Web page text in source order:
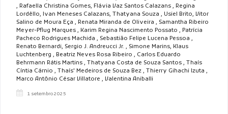
, Rafaella Christina Gomes, Flávia Vaz Santos Calazans , Regina
Lordêllo, Ivan Meneses Calazans, Thatyana Souza , Usiel Brito, Vitor
Salino de Moura Eça , Renata Miranda de Oliveira , Samantha Ribeiro
Meyer-Pflug Marques , Karim Regina Nascimento Possato , Patrícia
Pacheco Rodrigues Machida , Sebastião Felipe Lucena Pessoa ,
Renato Bernardi, Sergio J. Andreucci Jr. , Simone Marins, Klaus
Luchtenberg , Beatriz Neves Rosa Ribeiro , Carlos Eduardo
Behrmann Rátis Martins , Thatyana Costa de Souza Santos , Thaís
Cíntia Cárnio , Thaís' Medeiros de Souza Bez , Thierry Gihachi Izuta ,
Marco Antônio César Villatore , Valentina Aniballi
1 setembro 2025